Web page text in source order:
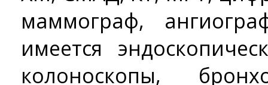
маммограф,
имеется
колоноскопы,